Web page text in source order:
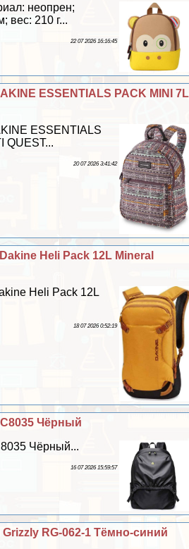
неопрен;
вес: 210 г...
22 07 2026 16:16:45
ESSENTIALS PACK MINI 7L
ESSENTIALS
QUEST...
20 07 2026 3:41:42
Heli Pack 12L Mineral
Heli Pack 12L
18 07 2026 0:52:19
Чёрный
Чёрный...
16 07 2026 15:59:57
RG-062-1 Тёмно-синий